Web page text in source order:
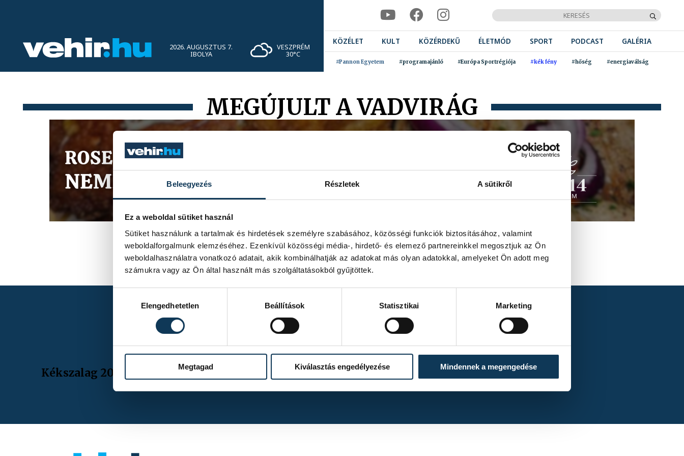
Beleegyezés Részletek A sütikről
Ez a weboldal sütiket használ
Sütiket használunk a tartalmak és hirdetések személyre szabásához, közösségi funkciók biztosításához, valamint
weboldalforgalmunk elemzéséhez. Ezenkívül közösségi média-, hirdető- és elemező partnereinkkel megosztjuk az Ön
weboldalhasználatra vonatkozó adatait, akik kombinálhatják az adatokat más olyan adatokkal, amelyeket Ön adott meg
számukra vagy az Ön által használt más szolgáltatásokból gyűjtöttek.
Elengedhetetlen
Beállítások Statisztikai Marketing
Megtagad Kiválasztás engedélyezése Mindennek a megengedése
2026. AUGUSZTUS 7.
IBOLYA
VESZPRÉM
30°C
KÖZÉLET KULT KÖZÉRDEKŰ ÉLETMÓD SPORT PODCAST GALÉRIA
#Pannon Egyetem #programajánló #Európa Sportrégiója #kék fény #hőség #energiaválság
MEGÚJULT A VADVIRÁG
TOVÁBBI ALBUMOK
Kékszalag 2026. ZTE FC II – VSC Veszprém 1–3 (0–1)